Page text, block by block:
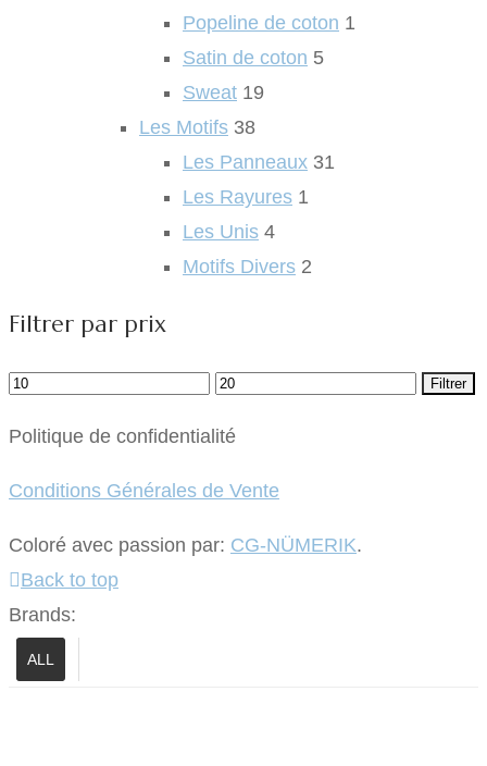
Popeline de coton 1
Satin de coton 5
Sweat 19
Les Motifs 38
Les Panneaux 31
Les Rayures 1
Les Unis 4
Motifs Divers 2
Filtrer par prix
Prix
Prix
Filtrer
Politique de confidentialité
Conditions Générales de Vente
Coloré avec passion par: CG-NÜMERIK.
Back to top
Brands:
ALL